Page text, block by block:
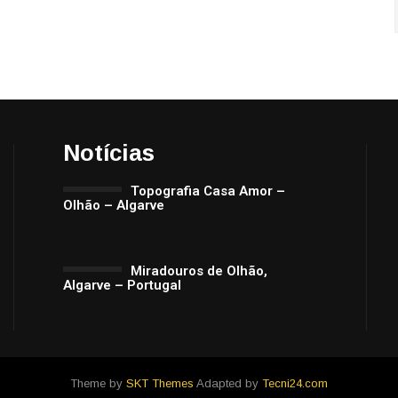
Notícias
Topografia Casa Amor –
Olhão – Algarve
Miradouros de Olhão,
Algarve – Portugal
Theme by SKT Themes Adapted by Tecni24.com